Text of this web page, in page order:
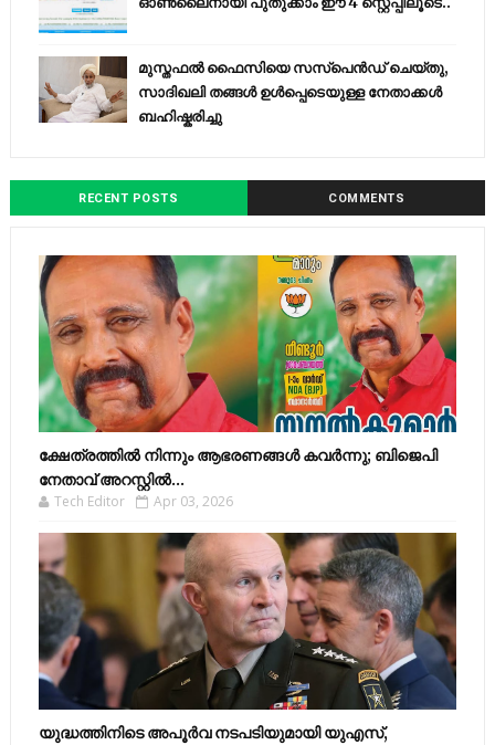
മുസ്തഫൽ ഫൈസിയെ സസ്‌പെൻഡ് ചെയ്തു,
സാദിഖലി തങ്ങൾ ഉൾപ്പെടെയുള്ള നേതാക്കൾ
ബഹിഷ്കരിച്ചു
RECENT POSTS COMMENTS
ക്ഷേത്രത്തിൽ നിന്നും ആഭരണങ്ങൾ കവർന്നു; ബിജെപി
നേതാവ് അറസ്റ്റിൽ...
Tech Editor Apr 03, 2026
യുദ്ധത്തിനിടെ അപൂർവ നടപടിയുമായി യുഎസ്,